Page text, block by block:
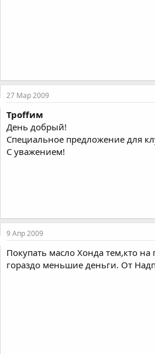
27 Мар 2009
Троffим
День добрый!
Специальное предложение для
С уважением!
9 Апр 2009
Покупать масло Хонда тем,кто
гораздо меньшие деньги. От